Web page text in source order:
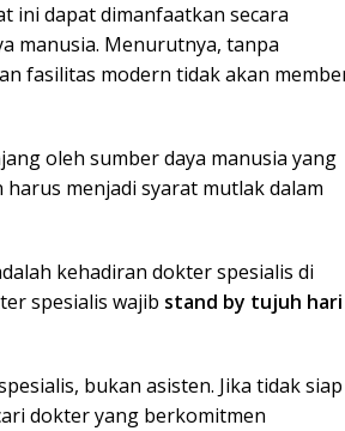
ini dapat dimanfaatkan secara
manusia. Menurutnya, tanpa
fasilitas modern tidak akan
oleh sumber daya manusia yang
menjadi syarat mutlak dalam
kehadiran dokter spesialis di
spesialis wajib stand by tujuh hari
bukan asisten. Jika tidak siap
dokter yang berkomitmen